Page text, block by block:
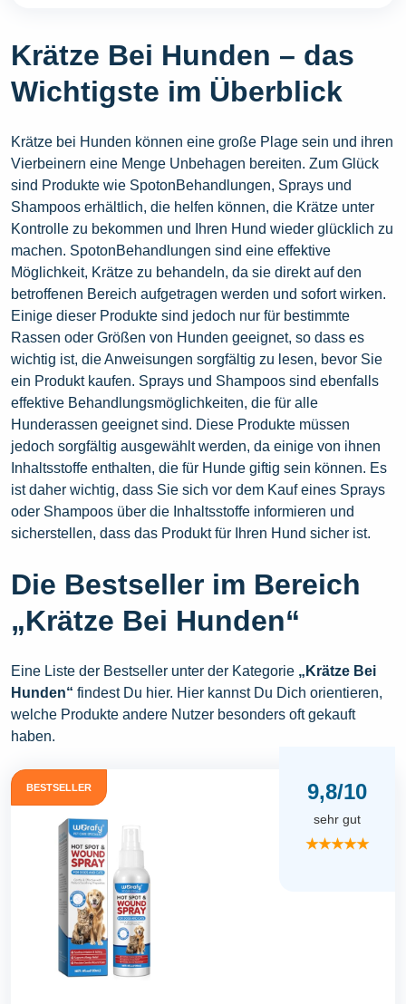
Krätze Bei Hunden – das
Wichtigste im Überblick
Krätze bei Hunden können eine große Plage sein und ihren
Vierbeinern eine Menge Unbehagen bereiten. Zum Glück
sind Produkte wie SpotonBehandlungen, Sprays und
Shampoos erhältlich, die helfen können, die Krätze unter
Kontrolle zu bekommen und Ihren Hund wieder glücklich zu
machen. SpotonBehandlungen sind eine effektive
Möglichkeit, Krätze zu behandeln, da sie direkt auf den
betroffenen Bereich aufgetragen werden und sofort wirken.
Einige dieser Produkte sind jedoch nur für bestimmte
Rassen oder Größen von Hunden geeignet, so dass es
wichtig ist, die Anweisungen sorgfältig zu lesen, bevor Sie
ein Produkt kaufen. Sprays und Shampoos sind ebenfalls
effektive Behandlungsmöglichkeiten, die für alle
Hunderassen geeignet sind. Diese Produkte müssen
jedoch sorgfältig ausgewählt werden, da einige von ihnen
Inhaltsstoffe enthalten, die für Hunde giftig sein können. Es
ist daher wichtig, dass Sie sich vor dem Kauf eines Sprays
oder Shampoos über die Inhaltsstoffe informieren und
sicherstellen, dass das Produkt für Ihren Hund sicher ist.
Die Bestseller im Bereich
„Krätze Bei Hunden“
Eine Liste der Bestseller unter der Kategorie „Krätze Bei
Hunden“ findest Du hier. Hier kannst Du Dich orientieren,
welche Produkte andere Nutzer besonders oft gekauft
haben.
BESTSELLER 9,8/10
sehr gut
★★★★★